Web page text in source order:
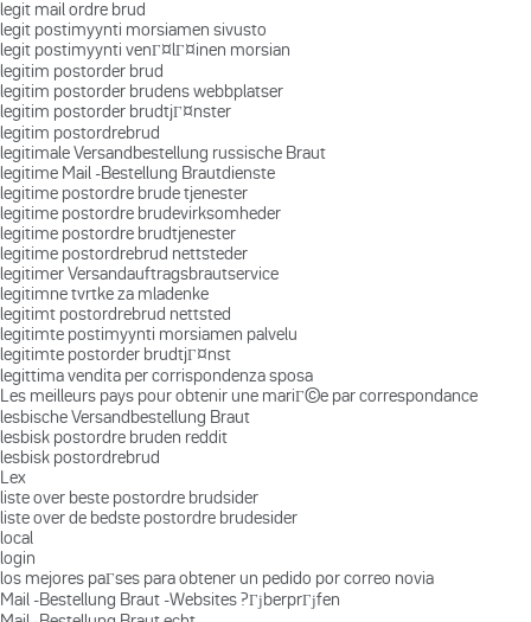
legit mail ordre brud
legit postimyynti morsiamen sivusto
legit postimyynti venГ¤lГ¤inen morsian
legitim postorder brud
legitim postorder brudens webbplatser
legitim postorder brudtjГ¤nster
legitim postordrebrud
legitimale Versandbestellung russische Braut
legitime Mail -Bestellung Brautdienste
legitime postordre brude tjenester
legitime postordre brudevirksomheder
legitime postordre brudtjenester
legitime postordrebrud nettsteder
legitimer Versandauftragsbrautservice
legitimne tvrtke za mladenke
legitimt postordrebrud nettsted
legitimte postimyynti morsiamen palvelu
legitimte postorder brudtjГ¤nst
legittima vendita per corrispondenza sposa
Les meilleurs pays pour obtenir une mariГ©e par correspondance
lesbische Versandbestellung Braut
lesbisk postordre bruden reddit
lesbisk postordrebrud
Lex
liste over beste postordre brudsider
liste over de bedste postordre brudesider
local
login
los mejores paГ­ses para obtener un pedido por correo novia
Mail -Bestellung Braut -Websites ?ГјberprГјfen